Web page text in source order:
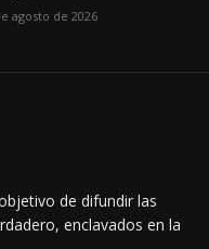
agosto de 2026
de difundir las
enclavados en la